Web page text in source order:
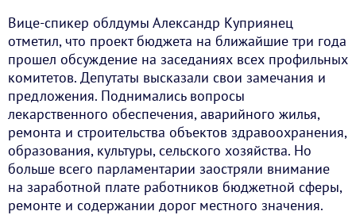
Вице-спикер облдумы Александр Куприянец
отметил, что проект бюджета на ближайшие три года
прошел обсуждение на заседаниях всех профильных
комитетов. Депутаты высказали свои замечания и
предложения. Поднимались вопросы
лекарственного обеспечения, аварийного жилья,
ремонта и строительства объектов здравоохранения,
образования, культуры, сельского хозяйства. Но
больше всего парламентарии заостряли внимание
на заработной плате работников бюджетной сферы,
ремонте и содержании дорог местного значения.